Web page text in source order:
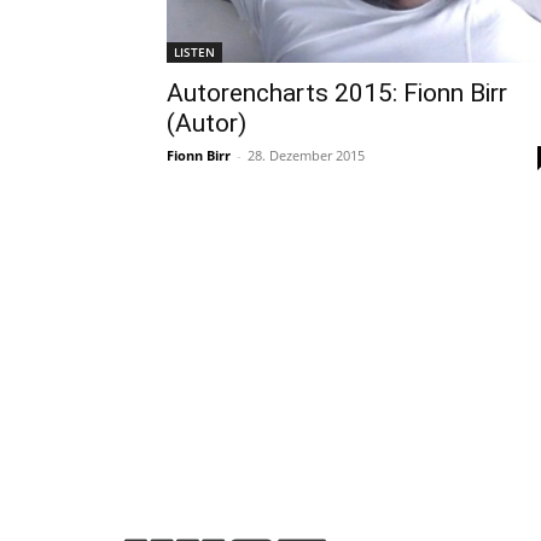
LISTEN
Autorencharts 2015: Fionn Birr
(Autor)
Fionn Birr - 28. Dezember 2015